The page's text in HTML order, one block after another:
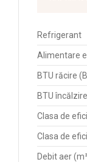
Refrigerant
Alimentare
BTU răcire
BTU
Clasa de
Clasa de
Debit aer